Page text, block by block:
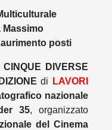
Massimo
posti
CINQUE DIVERSE
di
LAVORI
nazionale
35, organizzato
del Cinema